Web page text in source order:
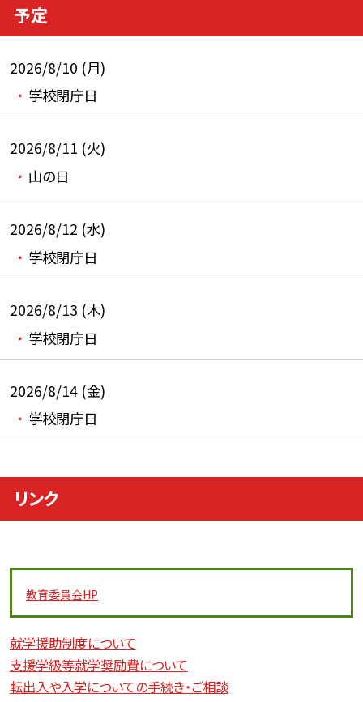
予定
2026/8/10 (月)
学校閉庁日
2026/8/11 (火)
山の日
2026/8/12 (水)
学校閉庁日
2026/8/13 (木)
学校閉庁日
2026/8/14 (金)
学校閉庁日
リンク
教育委員会HP
就学援助制度について
支援学級等就学奨励費について
転出入や入学についての手続き・ご相談